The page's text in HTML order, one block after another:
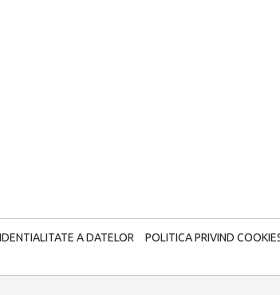
A DATELOR POLITICA PRIVIND